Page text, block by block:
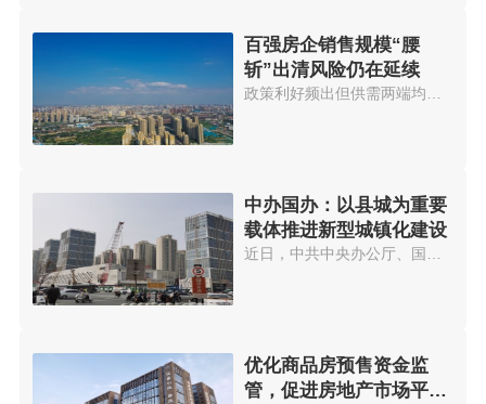
百强房企销售规模“腰
斩”出清风险仍在延续
中办国办：以县城为重要
载体推进新型城镇化建设
优化商品房预售资金监
管，促进房地产市场平稳